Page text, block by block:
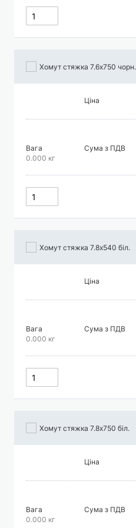
Хомут стяжка 7.6х750 чорн.
Ціна
Вага
0.000 кг
Сума з ПДВ
Хомут стяжка 7.8х540 біл.
Ціна
Вага
0.000 кг
Сума з ПДВ
Хомут стяжка 7.8х750 біл.
Ціна
Вага
0.000 кг
Сума з ПДВ